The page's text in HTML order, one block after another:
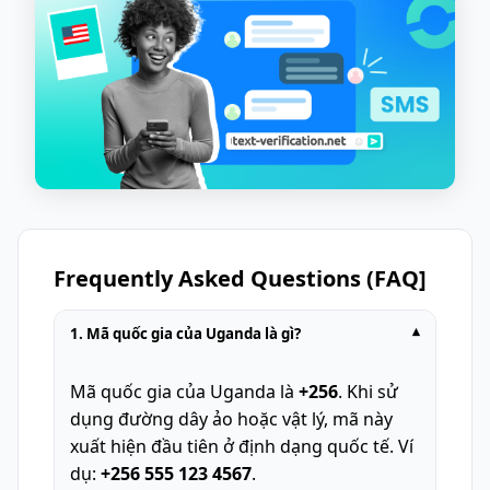
Frequently Asked Questions (FAQ]
1. Mã quốc gia của Uganda là gì? ▾
Mã quốc gia của Uganda là +256. Khi sử
dụng đường dây ảo hoặc vật lý, mã này
xuất hiện đầu tiên ở định dạng quốc tế. Ví
dụ: +256 555 123 4567.